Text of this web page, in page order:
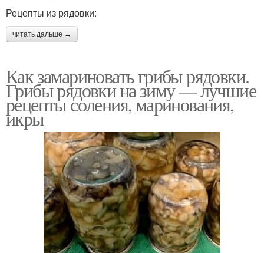
Рецепты из рядовки:
читать дальше →
Как замариновать грибы рядовки.
Грибы рядовки на зиму — лучшие
рецепты соления, маринования,
икры